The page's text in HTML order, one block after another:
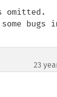
omitted.
bugs
23